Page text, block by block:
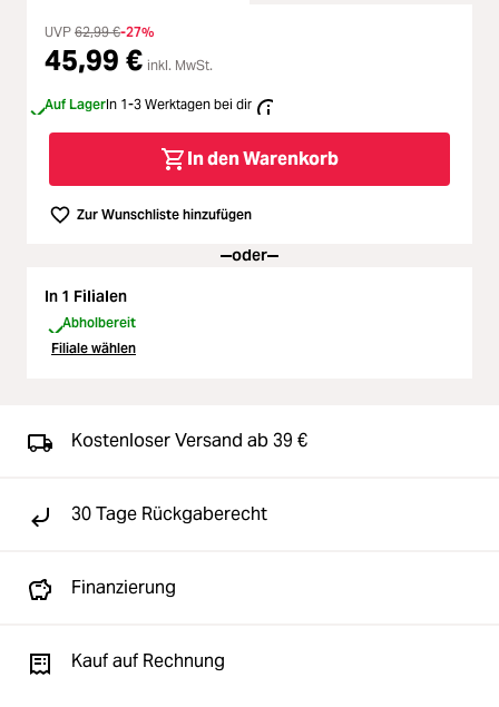
Loading...Second Hand
Loading...SALE
Loading...
UVP 62,99 €-27%
45,99 € inkl. MwSt.
Auf LagerIn 1-3 Werktagen bei dir
In den Warenkorb
Zur Wunschliste hinzufügen
oder
In 1 Filialen
Abholbereit
Filiale wählen
Kostenloser Versand ab 39 €
30 Tage Rückgaberecht
Finanzierung
Kauf auf Rechnung